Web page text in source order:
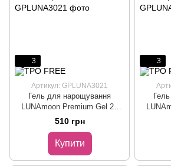
3
Артикул: GPLUNA3021
Гель для нарощування
LUNAmoon Premium Gel 21
глибокий рожевий, 30 мл
510 грн
Купити
3